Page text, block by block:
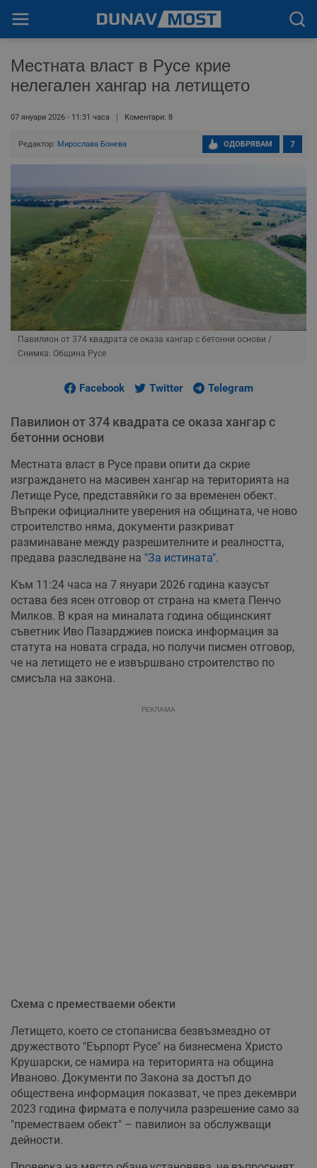
Местната власт в Русе крие
нелегален хангар на летището
07 януари 2026 - 11:31 часа Коментари: 8
Редактор: Мирослава Бонева 7
ОДОБРЯВАМ
Павилион от 374 квадрата се оказа хангар с бетонни основи /
Снимка: Община Русе
Facebook Twitter Telegram
Павилион от 374 квадрата се оказа хангар с
бетонни основи
Местната власт в Русе прави опити да скрие
изграждането на масивен хангар на територията на
Летище Русе, представяйки го за временен обект.
Въпреки официалните уверения на общината, че ново
строителство няма, документи разкриват
разминаване между разрешителните и реалността,
предава разследване на "За истината".
Към 11:24 часа на 7 януари 2026 година казусът
остава без ясен отговор от страна на кмета Пенчо
Милков. В края на миналата година общинският
съветник Иво Пазарджиев поиска информация за
статута на новата сграда, но получи писмен отговор,
че на летището не е извършвано строителство по
смисъла на закона.
РЕКЛАМА
Схема с преместваеми обекти
Летището, което се стопанисва безвъзмездно от
дружеството "Еърпорт Русе" на бизнесмена Христо
Крушарски, се намира на територията на община
Иваново. Документи по Закона за достъп до
обществена информация показват, че през декември
2023 година фирмата е получила разрешение само за
"преместваем обект" – павилион за обслужващи
дейности.